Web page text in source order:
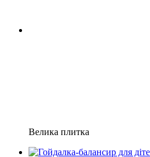
Велика плитка